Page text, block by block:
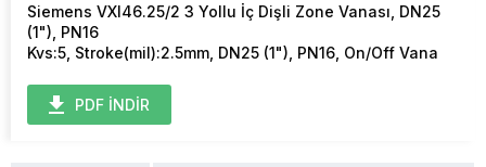
Siemens VXI46.25/2 3 Yollu İç Dişli Zone Vanası, DN25
(1"), PN16
Kvs:5, Stroke(mil):2.5mm, DN25 (1"), PN16, On/Off Vana
PDF İNDİR